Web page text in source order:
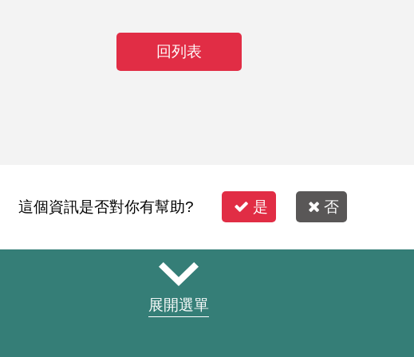
回列表
這個資訊是否對你有幫助? 是 否
展開選單